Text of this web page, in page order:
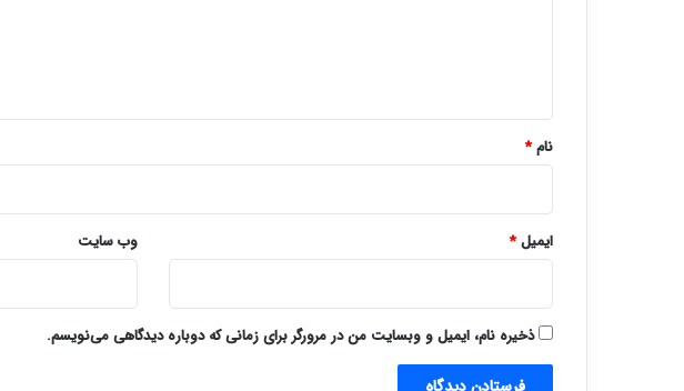
نام*
ایمیل* وب‌ سایت
ذخیره نام، ایمیل و وبسایت من در مرورگر برای زمانی که دوباره دیدگاهی می‌نویسم.